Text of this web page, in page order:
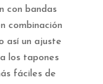
con bandas
combinación
así un ajuste
los tapones
fáciles de